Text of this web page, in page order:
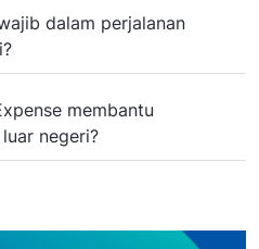
dalam perjalanan
dalam perjalanan
membantu
negeri?
membantu